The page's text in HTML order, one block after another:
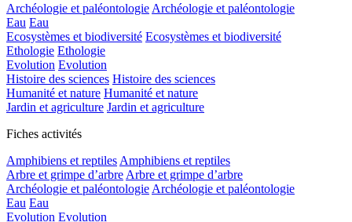
Archéologie et paléontologie Archéologie et paléontologie
Eau Eau
Ecosystèmes et biodiversité Ecosystèmes et biodiversité
Ethologie Ethologie
Evolution Evolution
Histoire des sciences Histoire des sciences
Humanité et nature Humanité et nature
Jardin et agriculture Jardin et agriculture
Fiches activités
Amphibiens et reptiles Amphibiens et reptiles
Arbre et grimpe d’arbre Arbre et grimpe d’arbre
Archéologie et paléontologie Archéologie et paléontologie
Eau Eau
Evolution Evolution